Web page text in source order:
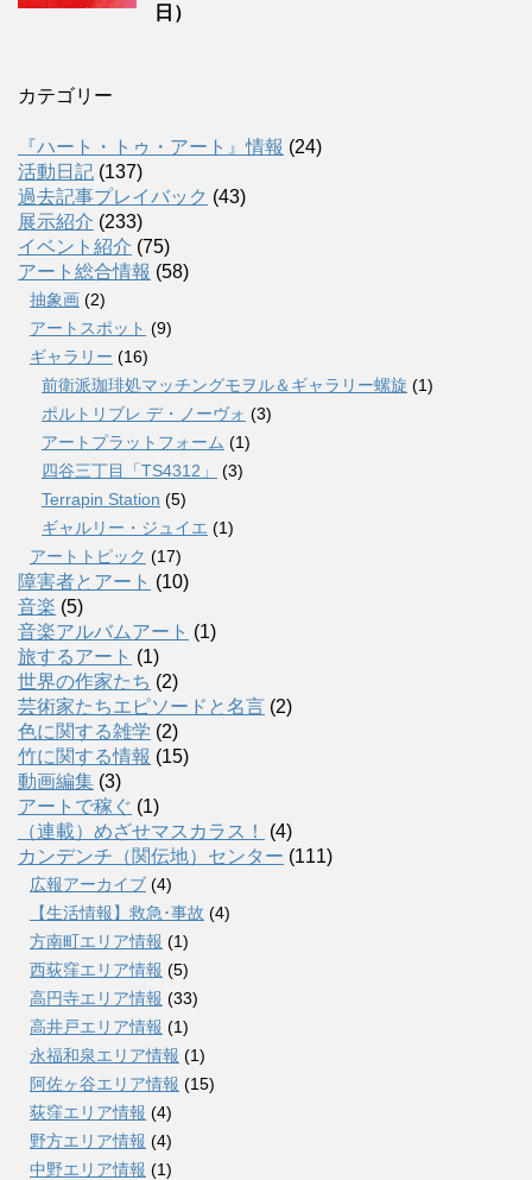
日）
カテゴリー
『ハート・トゥ・アート』情報 (24)
活動日記 (137)
過去記事プレイバック (43)
展示紹介 (233)
イベント紹介 (75)
アート総合情報 (58)
抽象画 (2)
アートスポット (9)
ギャラリー (16)
前衛派珈琲処マッチングモヲル＆ギャラリー螺旋 (1)
ポルトリブレ デ・ノーヴォ (3)
アートプラットフォーム (1)
四谷三丁目「TS4312」
(3)
Terrapin Station (5)
ギャルリー・ジュイエ (1)
アートトピック (17)
障害者とアート (10)
音楽 (5)
音楽アルバムアート (1)
旅するアート (1)
世界の作家たち (2)
芸術家たちエピソードと名言 (2)
色に関する雑学 (2)
竹に関する情報 (15)
動画編集 (3)
アートで稼ぐ (1)
（連載）めざせマスカラス！
(4)
カンデンチ（関伝地）センター (111)
広報アーカイブ (4)
【生活情報】救急･事故 (4)
方南町エリア情報 (1)
西荻窪エリア情報 (5)
高円寺エリア情報 (33)
高井戸エリア情報 (1)
永福和泉エリア情報 (1)
阿佐ヶ谷エリア情報 (15)
荻窪エリア情報 (4)
野方エリア情報 (4)
中野エリア情報 (1)